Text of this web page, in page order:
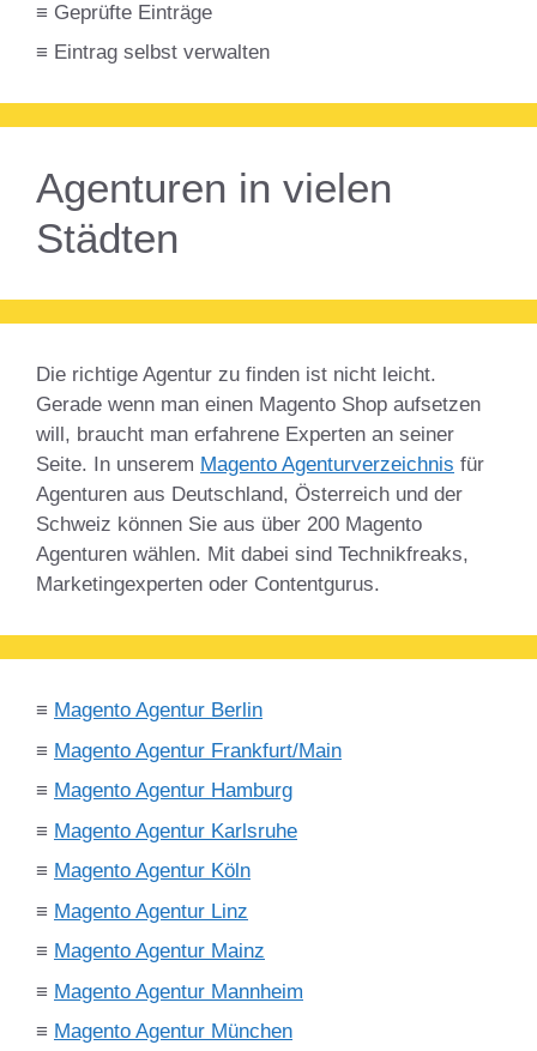
≡ Geprüfte Einträge
≡ Eintrag selbst verwalten
Agenturen in vielen
Städten
Die richtige Agentur zu finden ist nicht leicht.
Gerade wenn man einen Magento Shop aufsetzen
will, braucht man erfahrene Experten an seiner
Seite. In unserem Magento Agenturverzeichnis für
Agenturen aus Deutschland, Österreich und der
Schweiz können Sie aus über 200 Magento
Agenturen wählen. Mit dabei sind Technikfreaks,
Marketingexperten oder Contentgurus.
≡ Magento Agentur Berlin
≡ Magento Agentur Frankfurt/Main
≡ Magento Agentur Hamburg
≡ Magento Agentur Karlsruhe
≡ Magento Agentur Köln
≡ Magento Agentur Linz
≡ Magento Agentur Mainz
≡ Magento Agentur Mannheim
≡ Magento Agentur München